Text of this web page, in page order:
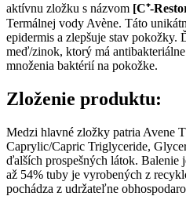
aktívnu zložku s názvom [C⁺-
Termálnej vody Avène. Táto
epidermis a zlepšuje stav pokožky.
meď/zinok, ktorý má
množenia baktérií na pokožke.
Zloženie produktu:
Medzi hlavné zložky patria Avene
Caprylic/Capric Triglyceride,
ďalších prospešných látok. Balenie
až 54% tuby je vyrobených z
pochádza z udržateľne